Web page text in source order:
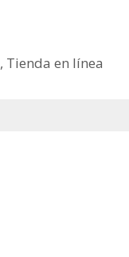
, Tienda en línea